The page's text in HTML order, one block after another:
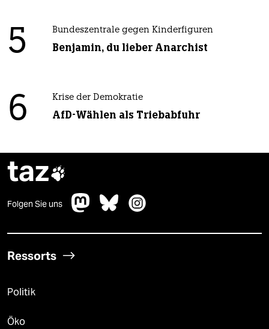
5 Bundeszentrale gegen Kinderfiguren
Benjamin, du lieber Anarchist
6 Krise der Demokratie
AfD-Wählen als Triebabfuhr
taz
Folgen Sie uns
Ressorts
Politik
Öko